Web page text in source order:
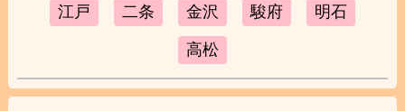
江戸 二条 金沢 駿府 明石
高松